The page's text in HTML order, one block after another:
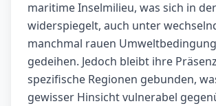
maritime Inselmilieu, was sich in
widerspiegelt, auch unter
manchmal rauen
gedeihen. Jedoch bleibt ihre
spezifische Regionen gebunden,
gewisser Hinsicht vulnerabel